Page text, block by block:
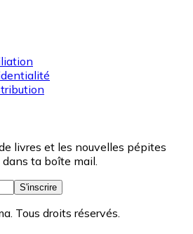
livres et les nouvelles pépites
ta boîte mail.
S'inscrire
Tous droits réservés.